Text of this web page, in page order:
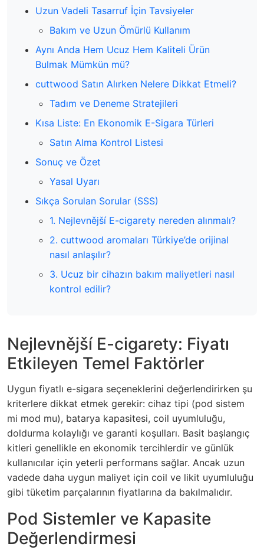
Uzun Vadeli Tasarruf İçin Tavsiyeler
Bakım ve Uzun Ömürlü Kullanım
Aynı Anda Hem Ucuz Hem Kaliteli Ürün
Bulmak Mümkün mü?
cuttwood Satın Alırken Nelere Dikkat Etmeli?
Tadım ve Deneme Stratejileri
Kısa Liste: En Ekonomik E-Sigara Türleri
Satın Alma Kontrol Listesi
Sonuç ve Özet
Yasal Uyarı
Sıkça Sorulan Sorular (SSS)
1. Nejlevnější E-cigarety nereden alınmalı?
2. cuttwood aromaları Türkiye’de orijinal
nasıl anlaşılır?
3. Ucuz bir cihazın bakım maliyetleri nasıl
kontrol edilir?
Nejlevnější E-cigarety: Fiyatı
Etkileyen Temel Faktörler
Uygun fiyatlı e-sigara seçeneklerini değerlendirirken şu
kriterlere dikkat etmek gerekir: cihaz tipi (pod sistem
mi mod mu), batarya kapasitesi, coil uyumluluğu,
doldurma kolaylığı ve garanti koşulları. Basit başlangıç
kitleri genellikle en ekonomik tercihlerdir ve günlük
kullanıcılar için yeterli performans sağlar. Ancak uzun
vadede daha uygun maliyet için coil ve likit uyumluluğu
gibi tüketim parçalarının fiyatlarına da bakılmalıdır.
Pod Sistemler ve Kapasite
Değerlendirmesi